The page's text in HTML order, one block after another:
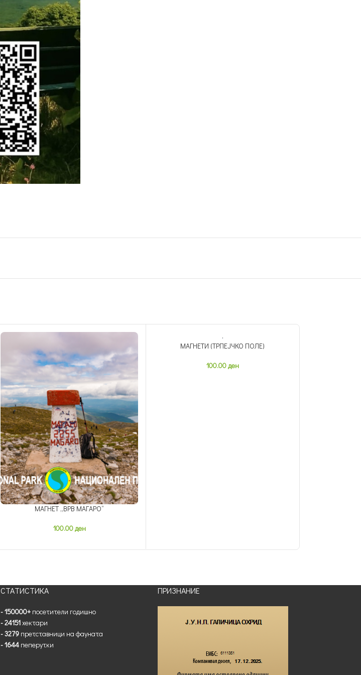
МАГНЕТ „ВРВ МАГАРО“
100.00ден
НЕМА ЗАЛИХАМАГНЕТИ (ТРПЕЈЧКО ПОЛЕ)
100.00ден
СТАТИСТИКА
- 150000+посетители годишно
- 24151хектари
- 3279претставници на фауната
- 1644пеперутки
ПРИЗНАНИЕ